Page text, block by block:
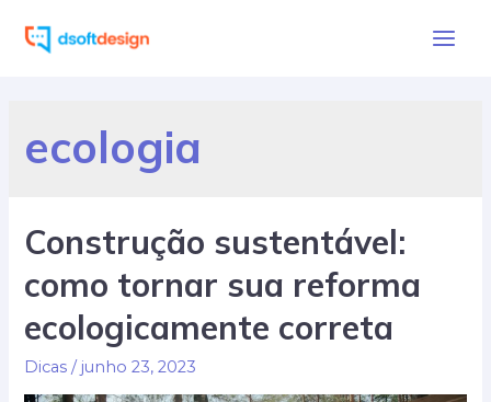
para
ecologia
Construção sustentável:
como tornar sua reforma
ecologicamente correta
Dicas / junho 23, 2023